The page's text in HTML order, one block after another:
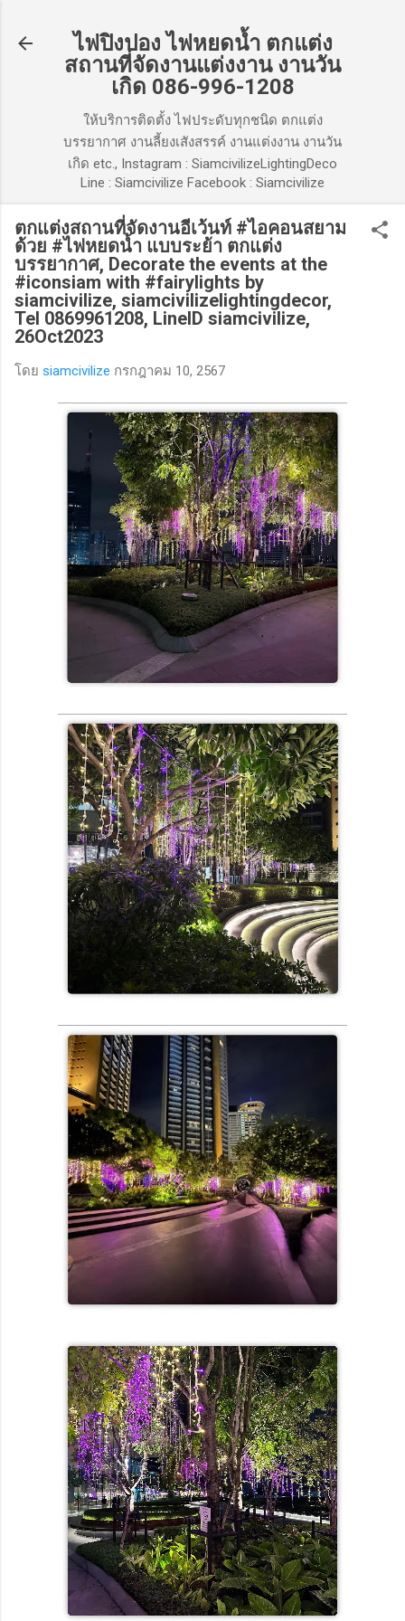
ข้ามไปที่เนื้อหาหลัก
ไฟปิงปอง ไฟหยดน้ำ ตกแต่ง
สถานที่จัดงานแต่งงาน งานวัน
เกิด 086-996-1208
ให้บริการติดตั้ง ไฟประดับทุกชนิด ตกแต่ง
บรรยากาศ งานลี้ยงเสังสรรค์ งานแต่งงาน งานวัน
เกิด etc., Instagram : SiamcivilizeLightingDeco
Line : Siamcivilize Facebook : Siamcivilize
ตกแต่งสถานที่จัดงานอีเว้นท์ #ไอคอนสยาม
ด้วย #ไฟหยดน้ำ แบบระย้า ตกแต่ง
บรรยากาศ, Decorate the events at the
#iconsiam with #fairylights by
siamcivilize, siamcivilizelightingdecor,
Tel 0869961208, LineID siamcivilize,
26Oct2023
โดย siamcivilize กรกฎาคม 10, 2567